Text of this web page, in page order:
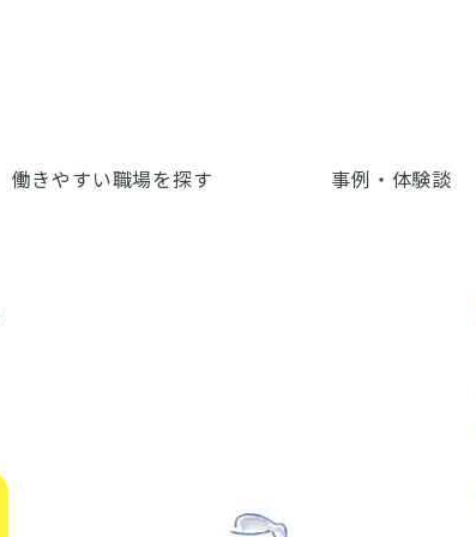
働きやすい職場を探す 事例・体験談